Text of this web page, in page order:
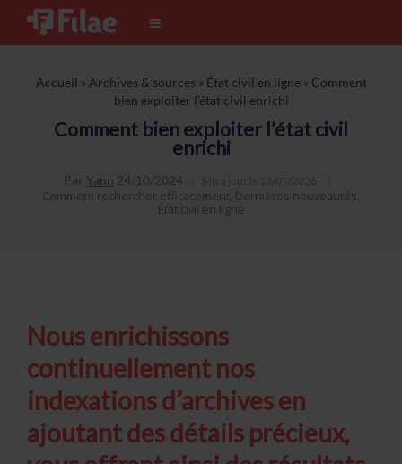
Accueil » Archives & sources » État civil en ligne» Comment
bien exploiter l’état civil enrichi
Comment bien exploiter l’état civil
enrichi
Par Yann 24/10/2024
Comment rechercher efficacement, Dernières nouveautés,
État civil en ligne
Nous enrichissons
continuellement nos
indexations d’archives en
ajoutant des détails précieux,